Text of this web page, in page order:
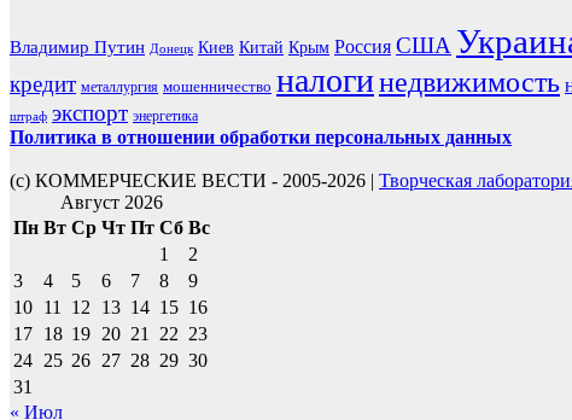
Владимир Путин Донецк Киев Китай Крым Россия США
кредит металлургия мошенничество налогинедвижимость
штраф экспорт энергетика
Политика в отношении обработки персональных данных
(с) КОММЕРЧЕСКИЕ ВЕСТИ - 2005-2026 | Творческая
Август 2026
Пн Вт Ср Чт Пт Сб Вс
1
2
3
4 5 6 7 8
9
10 11 12 13 14 15 16
17 18 19 20 21 22 23
24 25 26 27 28 29 30
31
« Июл